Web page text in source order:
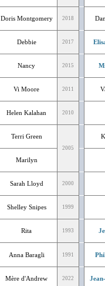
Doris Montgomery 2018
Debbie 2017
Nancy 2015
Vi Moore 2011
Helen Kalahan 2010
Terri Green
2005
Marilyn
Sarah Lloyd 2000
Shelley Snipes 1999
Rita 1993
Anna Baragli 1991
Mère d'Andrew 2022